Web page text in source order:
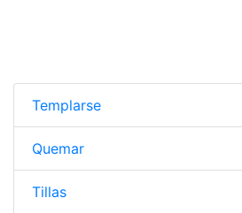
Templarse
Quemar
Tillas